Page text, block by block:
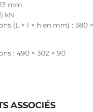
mm
kN
(L × l × h en mm) : 380
: 490 × 302 × 90
ASSOCIÉS